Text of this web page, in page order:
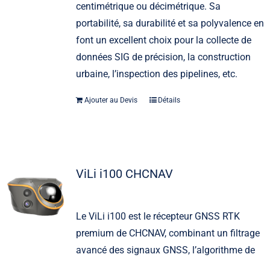
centimétrique ou décimétrique. Sa
portabilité, sa durabilité et sa polyvalence en
font un excellent choix pour la collecte de
données SIG de précision, la construction
urbaine, l’inspection des pipelines, etc.
Ajouter au Devis Détails
ViLi i100 CHCNAV
Le ViLi i100 est le récepteur GNSS RTK
premium de CHCNAV, combinant un filtrage
avancé des signaux GNSS, l’algorithme de